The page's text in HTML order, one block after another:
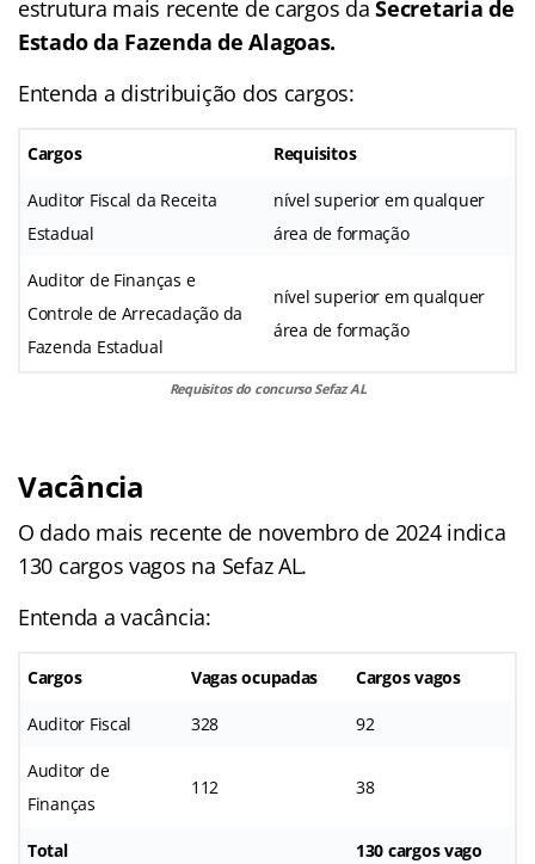
estrutura mais recente de cargos daSecretaria de
Estado da Fazenda de Alagoas.
Entenda a distribuição dos cargos:
Cargos Requisitos
Auditor Fiscal da Receita
Estadual
nível superior em qualquer
área de formação
Auditor de Finanças e
Controle de Arrecadação da
Fazenda Estadual
nível superior em qualquer
área de formação
Requisitos do concurso Sefaz AL
Vacância
O dado mais recente de novembro de 2024 indica
130 cargos vagos na Sefaz AL.
Entenda a vacância:
Cargos Vagas ocupadas Cargos vagos
Auditor Fiscal 328 92
Auditor de
Finanças
112 38
Total 130 cargos vago